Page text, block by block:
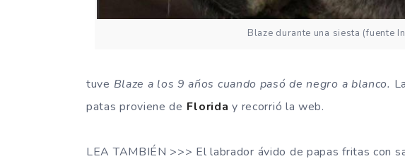
Blaze durante una siesta (fuente
tuve Blaze a los 9 años cuando pasó de negro a blanco.
patas proviene de Florida y recorrió la web.
LEA TAMBIÉN >>> El labrador ávido de papas fritas con